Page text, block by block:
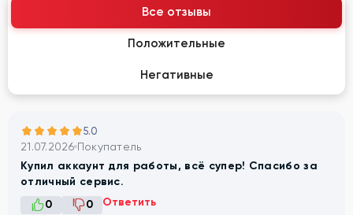
Все отзывы
Положительные
Негативные
5.0
21.07.2026 Покупатель
Купил аккаунт для работы, всё супер! Спасибо за
отличный сервис.
0
0 Ответить